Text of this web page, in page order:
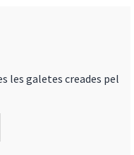
les galetes creades pel